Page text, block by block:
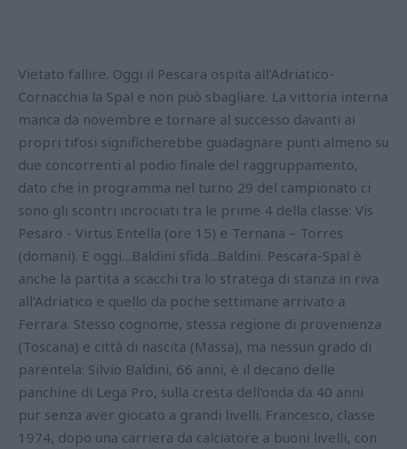
Vietato fallire. Oggi il Pescara ospita all'Adriatico-
Cornacchia la Spal e non può sbagliare. La vittoria interna
manca da novembre e tornare al successo davanti ai
propri tifosi significherebbe guadagnare punti almeno su
due concorrenti al podio finale del raggruppamento,
dato che in programma nel turno 29 del campionato ci
sono gli scontri incrociati tra le prime 4 della classe: Vis
Pesaro - Virtus Entella (ore 15) e Ternana – Torres
(domani). E oggi…Baldini sfida...Baldini. Pescara-Spal è
anche la partita a scacchi tra lo stratega di stanza in riva
all'Adriatico e quello da poche settimane arrivato a
Ferrara. Stesso cognome, stessa regione di provenienza
(Toscana) e città di nascita (Massa), ma nessun grado di
parentela: Silvio Baldini, 66 anni, è il decano delle
panchine di Lega Pro, sulla cresta dell'onda da 40 anni
pur senza aver giocato a grandi livelli. Francesco, classe
1974, dopo una carriera da calciatore a buoni livelli, con